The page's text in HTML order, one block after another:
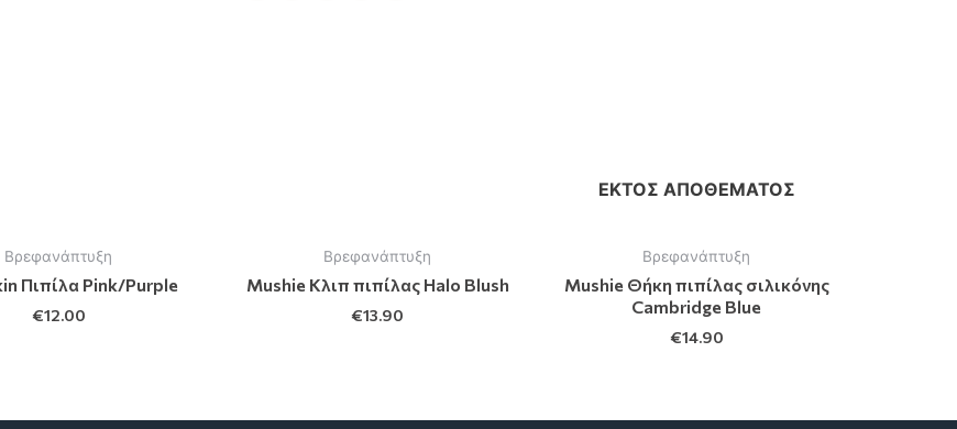
Βρεφανάπτυξη
Πιπίλα Pink/Purple
€12.00
Βρεφανάπτυξη
Mushie Κλιπ πιπίλας Halo Blush
€13.90
ΕΚΤΌΣ ΑΠΟΘΈΜΑΤΟΣ
Βρεφανάπτυξη
Mushie Θήκη πιπίλας σιλικόνης
Cambridge Blue
€14.90